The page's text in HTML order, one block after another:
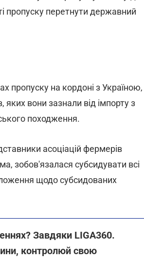
пропуску перетнути державний
пропуску на кордоні з Україною,
вони зазнали від імпорту з
походження.
асоціацій фермерів
зобов'язалася субсидувати всі
щодо субсидованих
Завдяки LIGA360.
контролюй свою